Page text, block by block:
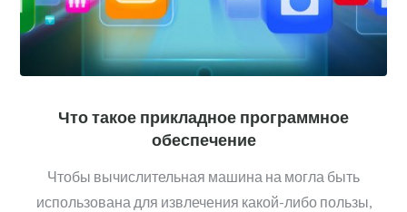
Что такое прикладное программное
обеспечение
Чтобы вычислительная машина на могла быть
использована для извлечения какой-либо пользы,